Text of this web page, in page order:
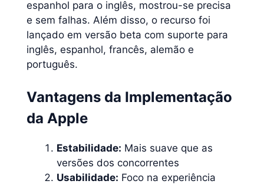
espanhol para o inglês, mostrou-se precisa
e sem falhas. Além disso, o recurso foi
lançado em versão beta com suporte para
inglês, espanhol, francês, alemão e
português.
Vantagens da Implementação
da Apple
Estabilidade: Mais suave que as
versões dos concorrentes
Usabilidade: Foco na experiência